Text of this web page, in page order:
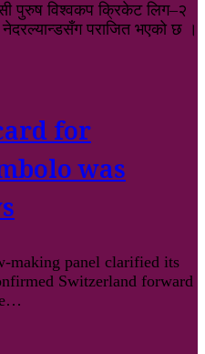
पुरुष विश्वकप क्रिकेट लिग–२
पराजित भएको छ ।
for
was
making panel clarified its
Switzerland forward